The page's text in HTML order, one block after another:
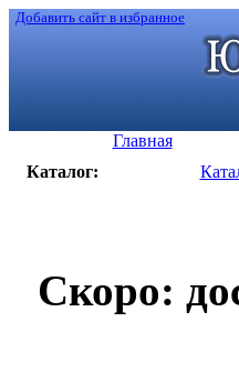
Добавить сайт в избранное
Главная
Каталог:
Скоро: